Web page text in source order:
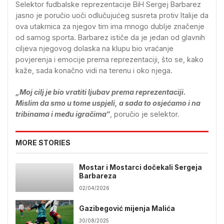
Selektor fudbalske reprezentacije BiH Sergej Barbarez
jasno je poručio uoči odlučujućeg susreta protiv Italije da
ova utakmica za njegov tim ima mnogo dublje značenje
od samog sporta. Barbarez ističe da je jedan od glavnih
ciljeva njegovog dolaska na klupu bio vraćanje
povjerenja i emocije prema reprezentaciji, što se, kako
kaže, sada konačno vidi na terenu i oko njega.
„Moj cilj je bio vratiti ljubav prema reprezentaciji.
Mislim da smo u tome uspjeli, a sada to osjećamo i na
tribinama i među igračima“, poručio je selektor.
MORE STORIES
Mostar i Mostarci dočekali Sergeja
Barbareza
02/04/2026
Gazibegović mijenja Malića
30/08/2025